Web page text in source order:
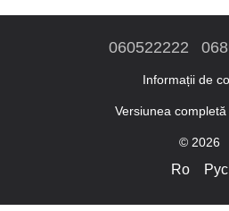
060522222
Informații de
Versiunea
© 2026
Ro Рус